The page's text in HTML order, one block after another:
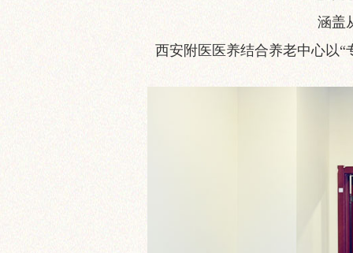
涵盖
西安附医医养结合养老中心以